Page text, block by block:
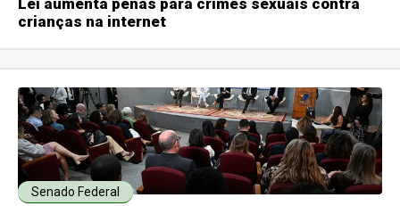
Lei aumenta penas para crimes sexuais contra
crianças na internet
Senado Federal